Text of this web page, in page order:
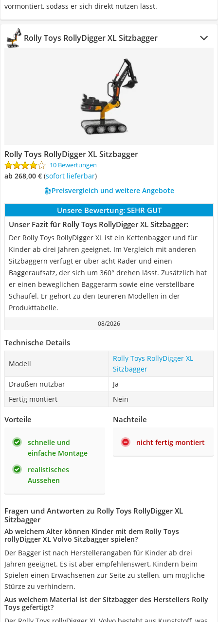
vormontiert, sodass er sich direkt nutzen lässt.
Rolly Toys RollyDigger XL Sitzbagger
Rolly Toys RollyDigger XL Sitzbagger
10 Bewertungen
ab 268,00 € ( Sofort lieferbar)
Preisvergleich und weitere Angebote
Unsere Bewertung: SEHR GUT
Unser Fazit für Rolly Toys RollyDigger XL Sitzbagger:
Der Rolly Toys RollyDigger XL ist ein Kettenbagger und für
Kinder ab drei Jahren geeignet. Im Vergleich mit anderen
Sitzbaggern verfügt er über acht Räder und einen
Baggeraufsatz, der sich um 360° drehen lässt. Zusätzlich hat
er einen beweglichen Baggerarm sowie eine verstellbare
Schaufel. Er gehört zu den teureren Modellen in der
Produkttabelle.
08/2026
Technische Details
Modell
Rolly Toys RollyDigger XL
Sitzbagger
Draußen nutzbar
Ja
Fertig montiert
Nein
Vorteile
schnelle und
einfache Montage
realistisches
Aussehen
Nachteile
nicht fertig montiert
Fragen und Antworten zu Rolly Toys RollyDigger XL
Sitzbagger
Ab welchem Alter können Kinder mit dem Rolly Toys
rollyDigger XL Volvo Sitzbagger spielen?
Der Bagger ist nach Herstellerangaben für Kinder ab drei
Jahren geeignet. Es ist aber empfehlenswert, Kindern beim
Spielen einen Erwachsenen zur Seite zu stellen, um mögliche
Stürze zu verhindern.
Aus welchem Material ist der Sitzbagger des Herstellers Rolly
Toys gefertigt?